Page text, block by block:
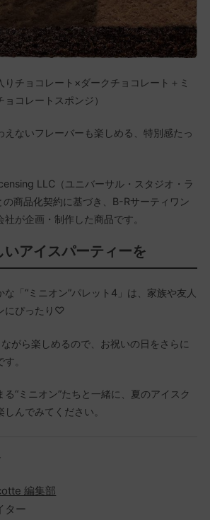
りチョコレート×ダークチョコレート＋ミ
コレートスポンジ）
えないフレーバーも楽しめる、特別感たっ
LLC（ユニバーサル・スタジオ・ラ
の商品化契約に基づき、B-Rサーティワン
が企画・制作した商品です。
いアイスパーティーを
な「“ミニオン”パレット4」は、家族や友人
にぴったり♡
がら楽しめるので、お祝いの日をさらに
。
“ミニオン”たちと一緒に、夏のアイスク
んでみてください。
編集部
ター